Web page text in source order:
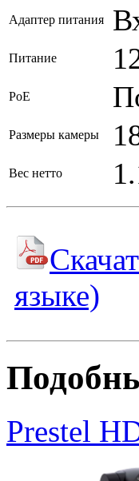
Адаптер питания
Питание
PoE
Размеры камеры
Вес нетто
языке)
Prestel